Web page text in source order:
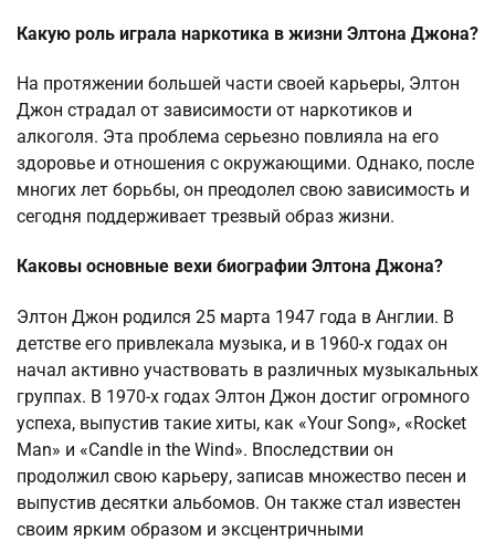
Какую роль играла наркотика в жизни Элтона Джона?
На протяжении большей части своей карьеры, Элтон
Джон страдал от зависимости от наркотиков и
алкоголя. Эта проблема серьезно повлияла на его
здоровье и отношения с окружающими. Однако, после
многих лет борьбы, он преодолел свою зависимость и
сегодня поддерживает трезвый образ жизни.
Каковы основные вехи биографии Элтона Джона?
Элтон Джон родился 25 марта 1947 года в Англии. В
детстве его привлекала музыка, и в 1960-х годах он
начал активно участвовать в различных музыкальных
группах. В 1970-х годах Элтон Джон достиг огромного
успеха, выпустив такие хиты, как «Your Song», «Rocket
Man» и «Candle in the Wind». Впоследствии он
продолжил свою карьеру, записав множество песен и
выпустив десятки альбомов. Он также стал известен
своим ярким образом и эксцентричными